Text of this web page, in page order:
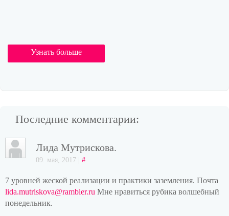
Узнать больше
Последние комментарии:
Лида Мутрискова.
09. мая, 2017 | #
7 уровней жеской реализации и практики заземления. Почта
lida.mutriskova@rambler.ru Мне нравиться рубика волшебный
понедельник.